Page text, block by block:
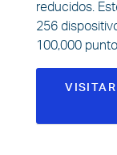
reducidos.
256
100,000
VISITAR